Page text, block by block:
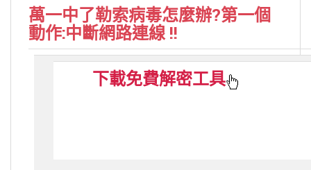
萬一中了勒索病毒怎麼辦?第一個
動作:中斷網路連線!!
下載免費解密工具